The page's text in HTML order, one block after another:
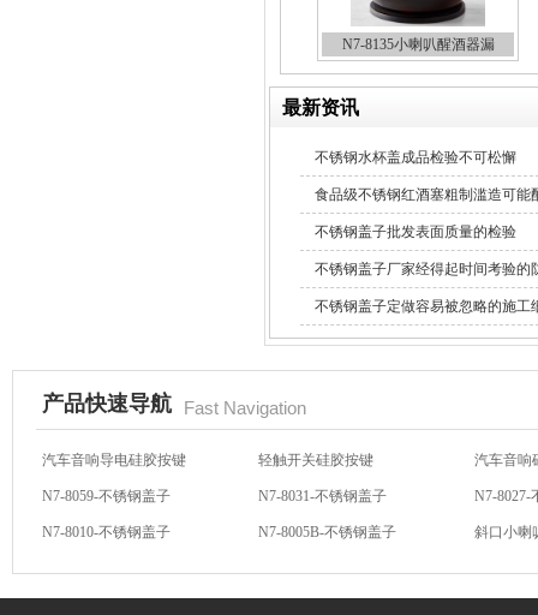
N7-8135小喇叭醒酒器漏
最新资讯
不锈钢水杯盖成品检验不可松懈
食品级不锈钢红酒塞粗制滥造可能
不锈钢盖子批发表面质量的检验
不锈钢盖子厂家经得起时间考验的
不锈钢盖子定做容易被忽略的施工
产品快速导航 Fast Navigation
N7-8059-不锈钢盖子 N7-8031-不锈钢盖子 N7-8027-
N7-8010-不锈钢盖子 N7-8005B-不锈钢盖子 斜口小喇
方向盘硅胶按键 汽车音响硅胶按键 硅胶按键
汽车音响导电硅胶按键 轻触开关硅胶按键 汽车音响